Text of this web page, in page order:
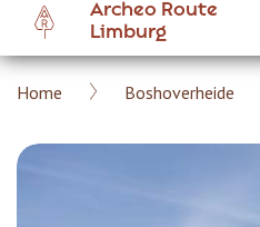
Overslaan
naar
gaan
Archeo Route
Limburg
Kruimelpad
Home Boshoverheide